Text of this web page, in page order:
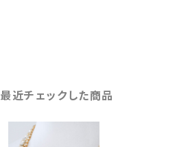
最近チェックした商品